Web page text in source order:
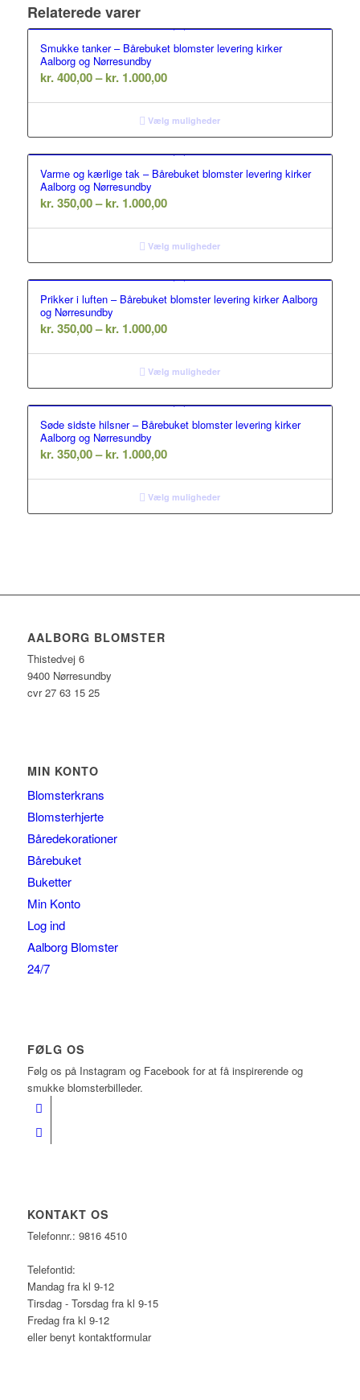
Relaterede varer
Smukke tanker – Bårebuket blomster levering kirker
Aalborg og Nørresundby
kr.400,00– kr.1.000,00Prisinterval:
til
kr. 1.000,00
Vælg muligheder
Varme og kærlige tak – Bårebuket blomster levering kirker
Aalborg og Nørresundby
kr.350,00– kr.1.000,00Prisinterval:
til
kr. 1.000,00
Vælg muligheder
Prikker i luften – Bårebuket blomster levering kirker Aalborg
og Nørresundby
kr.350,00– kr.1.000,00Prisinterval:
til
kr. 1.000,00
Vælg muligheder
Søde sidste hilsner – Bårebuket blomster levering kirker
Aalborg og Nørresundby
kr.350,00– kr.1.000,00Prisinterval:
til
kr. 1.000,00
Vælg muligheder
AALBORG BLOMSTER
Thistedvej 6
9400 Nørresundby
cvr 27 63 15 25
MIN KONTO
Blomsterkrans
Blomsterhjerte
Båredekorationer
Bårebuket
Buketter
Min Konto
Log ind
Aalborg Blomster
24/7
FØLG OS
Følg os på Instagram og Facebook for at få inspirerende og
smukke blomsterbilleder.
KONTAKT OS
Telefonnr.: 9816 4510
Telefontid:
Mandag fra kl 9-12
Tirsdag - Torsdag fra kl 9-15
Fredag fra kl 9-12
eller benyt kontaktformular